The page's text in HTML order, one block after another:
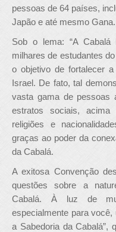
pessoas de 64 países,
Japão e até mesmo Gana.
Sob o lema: “A Cabalá
milhares de estudantes
o objetivo de fortalecer
Israel. De fato, tal
vasta gama de pessoas
estratos sociais,
religiões e
graças ao poder da
da Cabalá.
A exitosa Convenção
questões sobre a
Cabalá. À luz de
especialmente para
a Sabedoria da Cabalá”,